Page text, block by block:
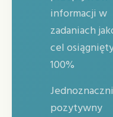
informacji w
zadaniach
cel
100%
pozytywny